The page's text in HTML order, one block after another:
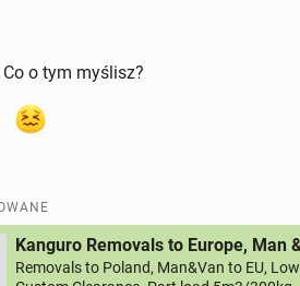
o tym myślisz?
Kanguro Removals to Europe, Man
Removals to Poland, Man&Van to EU,